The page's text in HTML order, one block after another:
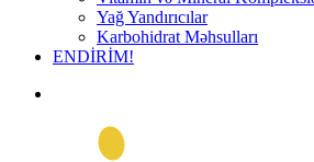
Yağ Yandırıcılar
Karbohidrat Məhsulları
ENDİRİM!